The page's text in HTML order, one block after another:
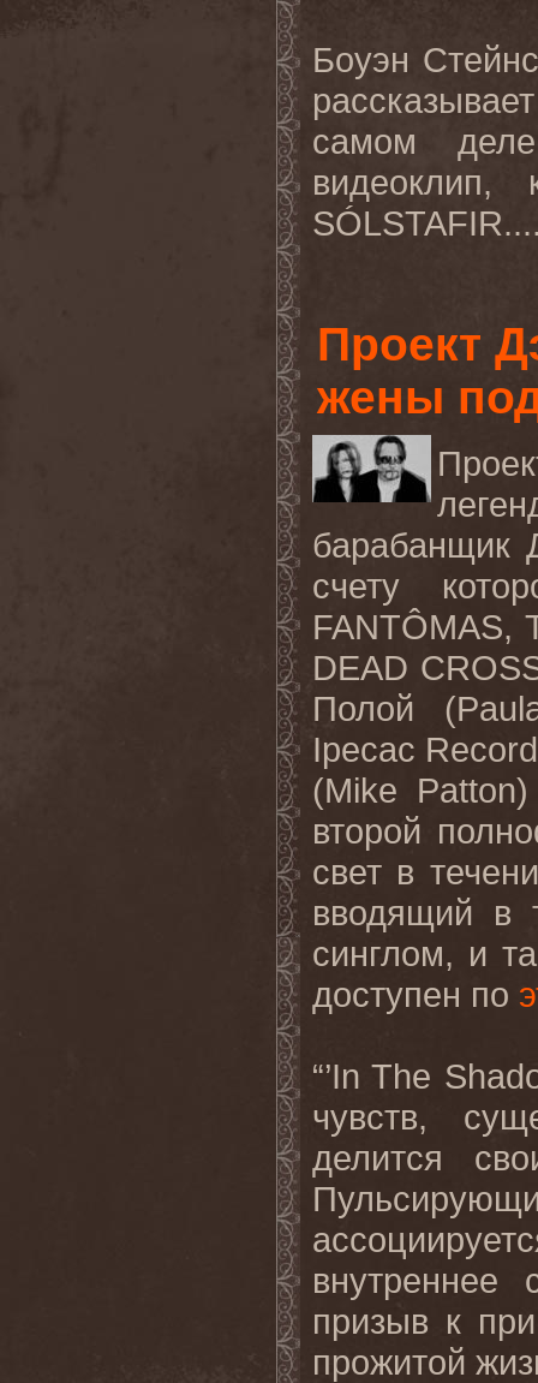
Боуэн
самом
SÓLSTAFIR
Проект
жены
барабанщик
счету
FANTÔMAS,
DEAD
Полой (
Ipecac
(Mike Patton
второй
свет в
вводящий в
синглом, и
доступен по
“’In The
чувств,
делится
внутреннее
призыв к
прожитой